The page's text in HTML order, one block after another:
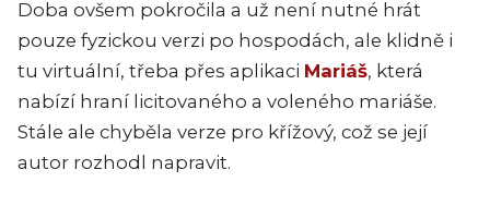
Doba ovšem pokročila a už není nutné hrát
pouze fyzickou verzi po hospodách, ale klidně i
tu virtuální, třeba přes aplikaci Mariáš, která
nabízí hraní licitovaného a voleného mariáše.
Stále ale chyběla verze pro křížový, což se její
autor rozhodl napravit.